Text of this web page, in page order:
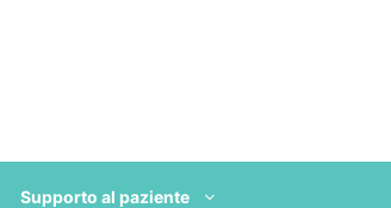
Supporto al paziente